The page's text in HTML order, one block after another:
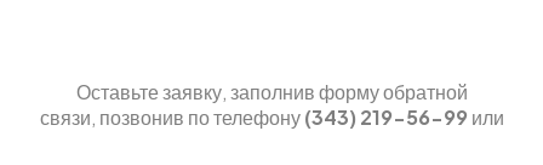
Оставьте заявку,заполнив форму обратной
связи, позвонив по телефону(343) 219-56-99 или